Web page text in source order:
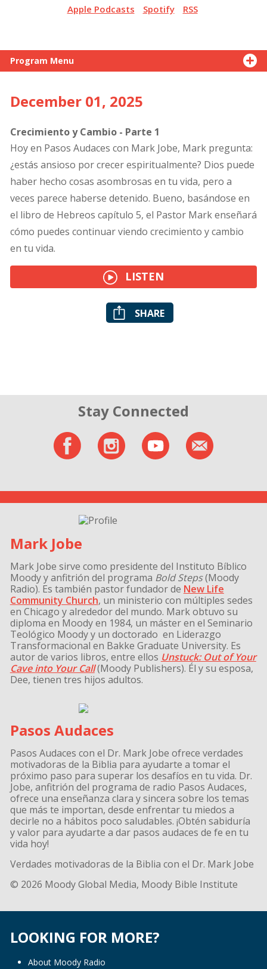
Apple Podcasts Spotify RSS
Program Menu
December 01, 2025
Crecimiento y Cambio - Parte 1
Hoy en Pasos Audaces con Mark Jobe, Mark pregunta:
¿estás ansioso por crecer espiritualmente? Dios puede
haber hecho cosas asombrosas en tu vida, pero a
veces parece haberse detenido. Bueno, basándose en
el libro de Hebreos capítulo 5, el Pastor Mark enseñará
cómo puedes continuar viendo crecimiento y cambio
en tu vida.
LISTEN
SHARE
Stay Connected
Mark Jobe
Mark Jobe sirve como presidente del Instituto Bíblico
Moody y anfitrión del programa Bold Steps(Moody
Radio). Es también pastor fundador de New Life
Community Church, un ministerio con múltiples sedes
en Chicago y alrededor del mundo. Mark obtuvo su
diploma en Moody en 1984, un máster en el Seminario
Teológico Moody y un doctorado en Liderazgo
Transformacional en Bakke Graduate University. Es
autor de varios libros, entre ellos Unstuck: Out of Your
Cave into Your Call(Moody Publishers). Él y su esposa,
Dee, tienen tres hijos adultos.
Pasos Audaces
Pasos Audaces con el Dr. Mark Jobe ofrece verdades
motivadoras de la Biblia para ayudarte a tomar el
próximo paso para superar los desafíos en tu vida. Dr.
Jobe, anfitrión del programa de radio Pasos Audaces,
ofrece una enseñanza clara y sincera sobre los temas
que más te importan, desde enfrentar tu miedos a
decirle no a hábitos poco saludables. ¡Obtén sabiduría
y valor para ayudarte a dar pasos audaces de fe en tu
vida hoy!
Verdades motivadoras de la Biblia con el Dr. Mark Jobe
© 2026 Moody Global Media, Moody Bible Institute
LOOKING FOR MORE?
About Moody Radio